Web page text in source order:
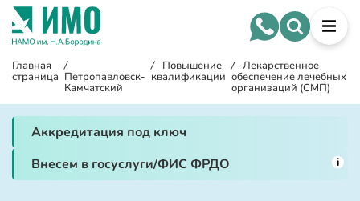
Главная
страница
/
Петропавловск-
Камчатский
/ Повышение
квалификации
/ Лекарственное
обеспечение лечебных
организаций (СМП)
Аккредитация под ключ
Внесем в госуслуги/ФИС ФРДО
i